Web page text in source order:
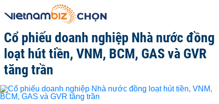
Cổ phiếu doanh nghiệp Nhà nước đồng
loạt hút tiền, VNM, BCM, GAS và GVR
tăng trần